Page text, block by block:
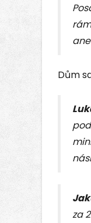
Dům
za